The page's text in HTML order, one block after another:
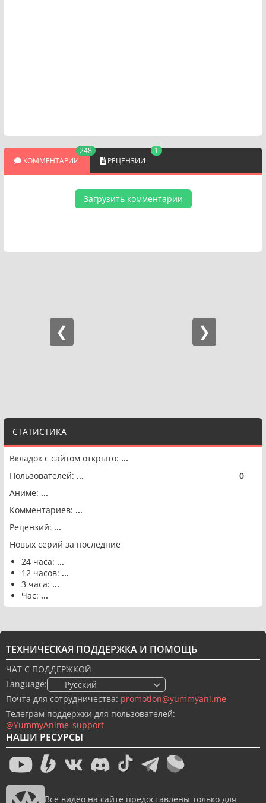
СТАТИСТИКА
Вкладок с сайтом открыто: ...
Пользователей: ... 0
Аниме: ...
Комментариев: ...
Рецензий: ...
Новых серий за последние
24 часа: ...
12 часов: ...
3 часа: ...
Час: ...
КОММЕНТАРИИ
248
РЕЦЕНЗИИ
1
Загрузить комментарии
НАШИ РЕСУРСЫ
Все видео на сайте предоставлены только для
ТЕХНИЧЕСКАЯ ПОДДЕРЖКА И ПОМОЩЬ
ЧАТ С ПОДДЕРЖКОЙ
Language:
🇷🇺 Русский
Почта для сотрудничества: promotion@yummyani.me
Телеграм поддержки для пользователей:
@YummyAnime_support